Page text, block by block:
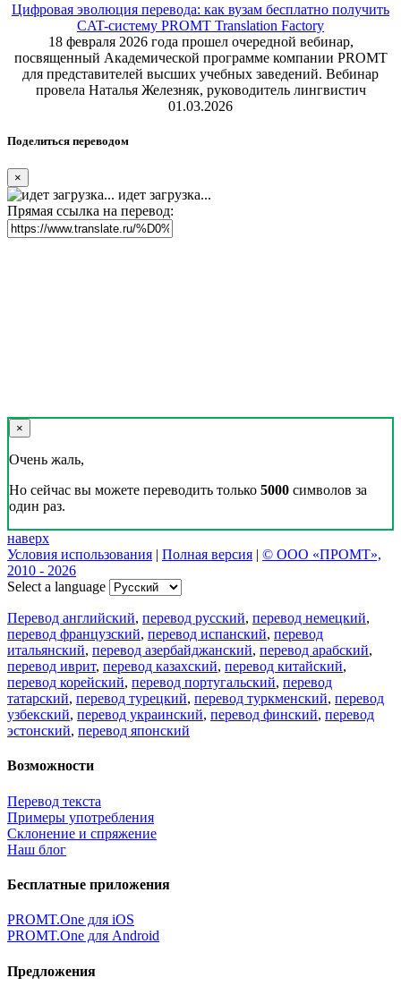
Цифровая эволюция перевода: как вузам бесплатно получить
CAT-систему PROMT Translation Factory
18 февраля 2026 года прошел очередной вебинар,
посвященный Академической программе компании PROMT
для представителей высших учебных заведений. Вебинар
провела Наталья Железняк, руководитель лингвистич
01.03.2026
Поделиться переводом
×
идет загрузка...
Прямая ссылка на перевод:
×
Очень жаль,
Но сейчас вы можете переводить только 5000 символов за
один раз.
наверх
Условия использования | Полная версия | © ООО «ПРОМТ»,
2010 - 2026
Select a language
Перевод английский, перевод русский, перевод немецкий,
перевод французский, перевод испанский, перевод
итальянский, перевод азербайджанский, перевод арабский,
перевод иврит, перевод казахский, перевод китайский,
перевод корейский, перевод португальский, перевод
татарский, перевод турецкий, перевод туркменский, перевод
узбекский, перевод украинский, перевод финский, перевод
эстонский, перевод японский
Возможности
Перевод текста
Примеры употребления
Склонение и спряжение
Наш блог
Бесплатные приложения
PROMT.One для iOS
PROMT.One для Android
Предложения